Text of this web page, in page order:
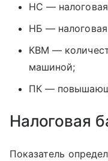
НС — налоговая
НБ — налоговая
КВМ —
машиной;
ПК —
Налоговая
Показатель